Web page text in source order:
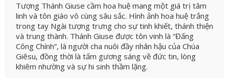
Tượng Thánh Giuse cầm hoa huệ mang một giá trị tâm
linh và tôn giáo vô cùng sâu sắc. Hình ảnh hoa huệ trắng
trong tay Ngài tượng trưng cho sự tinh khiết, thánh thiện
và trung thành. Thánh Giuse được tôn vinh là “Đấng
Công Chính”, là người cha nuôi đầy nhân hậu của Chúa
Giêsu, đồng thời là tấm gương sáng về đức tin, lòng
khiêm nhường và sự hi sinh thầm lặng.